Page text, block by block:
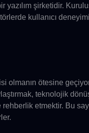
yazılım şirketidir.
kullanıcı
olmanın ötesine
teknolojik
etmektir. Bu